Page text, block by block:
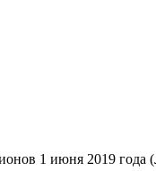
1 июня 2019 года